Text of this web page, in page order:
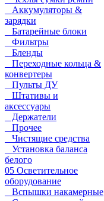
Аккумуляторы &
зарядки
Батарейные блоки
Фильтры
Бленды
Переходные кольца &
конвертеры
Пульты ДУ
Штативы и
аксессуары
Держатели
Прочее
Чистящие средства
Установка баланса
белого
05 Осветительное
оборудование
Вспышки накамерные